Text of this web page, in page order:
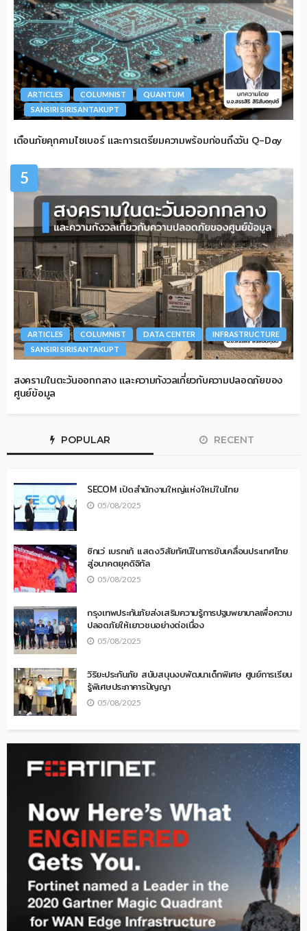
ARTICLES COLUMNIST
QUANTUM
SANSIRI SIRISANTAKUPT
เตือนภัยคุกคามไซเบอร์ และการเตรียมความพร้อมก่อนถึงวัน Q-Day
5
ARTICLES COLUMNIST DATA CENTER
INFRASTRUCTURE
SANSIRI SIRISANTAKUPT
สงครามในตะวันออกกลาง และความกังวลเกี่ยวกับความปลอดภัยของ
ศูนย์ข้อมูล
POPULAR RECENT
SECOM เปิดสำนักงานใหญ่แห่งใหม่ในไทย
05/08/2025
ซิกเว่ เบรกเก้ แสดงวิสัยทัศน์ในการขับเคลื่อนประเทศไทย
สู่อนาคตยุคดิจิทัล
05/08/2025
กรุงเทพประกันภัยส่งเสริมความรู้การปฐมพยาบาลเพื่อความ
ปลอดภัยให้เยาวชนอย่างต่อเนื่อง
05/08/2025
วิริยะประกันภัย สนับสนุนงบพัฒนาเด็กพิเศษ ศูนย์การเรียน
รู้พิเศษประภาคารปัญญา
05/08/2025